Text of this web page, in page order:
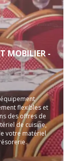
MOBILIER -
flexibles et
des offres de
de cuisine,
votre matériel